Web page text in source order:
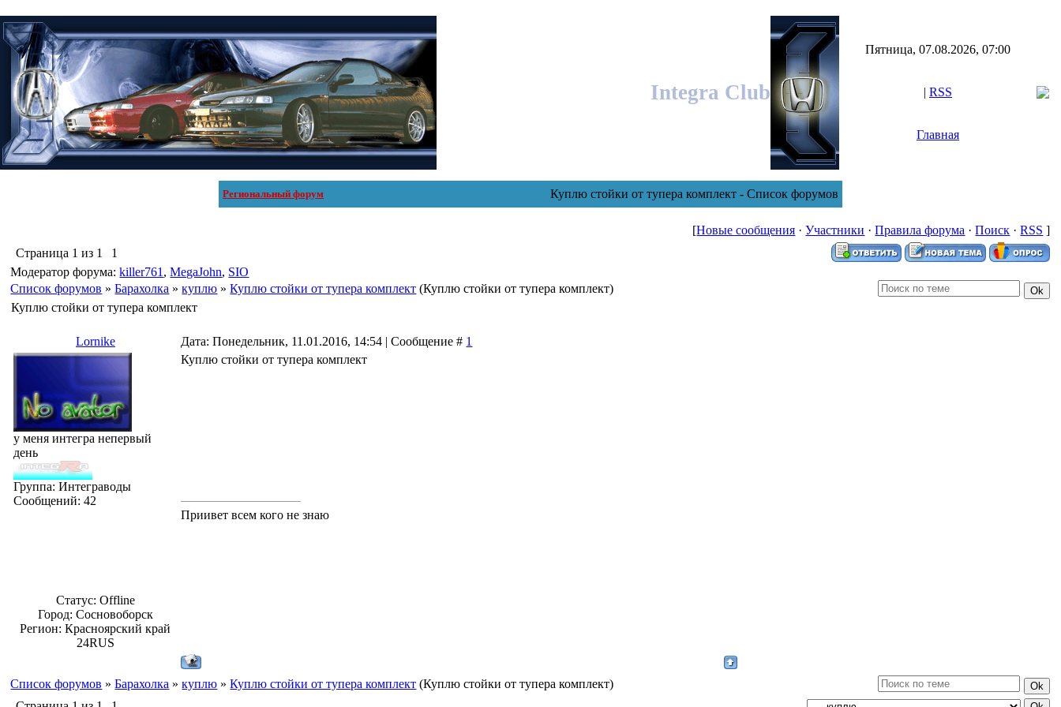
Integra Club
Пятница, 07.08.2026, 07:00
| RSS
Главная
Региональный форум Куплю стойки от тупера комплект - Список форумов
[Новые сообщения ·Участники ·Правила форума ·Поиск ·RSS ]
Страница 1 из 1
1
Модератор форума:killer761 ,MegaJohn, SIO
Список форумов » Барахолка » куплю » Куплю стойки от тупера комплект (Куплю стойки от тупера комплект)
Куплю стойки от тупера комплект
Lornike Дата: Понедельник, 11.01.2016, 14:54 | Сообщение # 1
у меня интегра непервый
день
Группа: Интеграводы
Сообщений:42
Статус: Offline
Город: Сосновоборск
Регион: Красноярский край
24RUS
Куплю стойки от тупера комплект
Приивет всем кого не знаю
Список форумов » Барахолка » куплю » Куплю стойки от тупера комплект (Куплю стойки от тупера комплект)